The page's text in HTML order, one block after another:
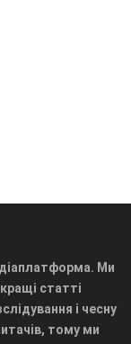
Ми
статті
і чесну
тому ми